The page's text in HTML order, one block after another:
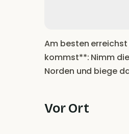
Am besten erreichst
kommst**: Nimm
Norden und biege
Vor Ort